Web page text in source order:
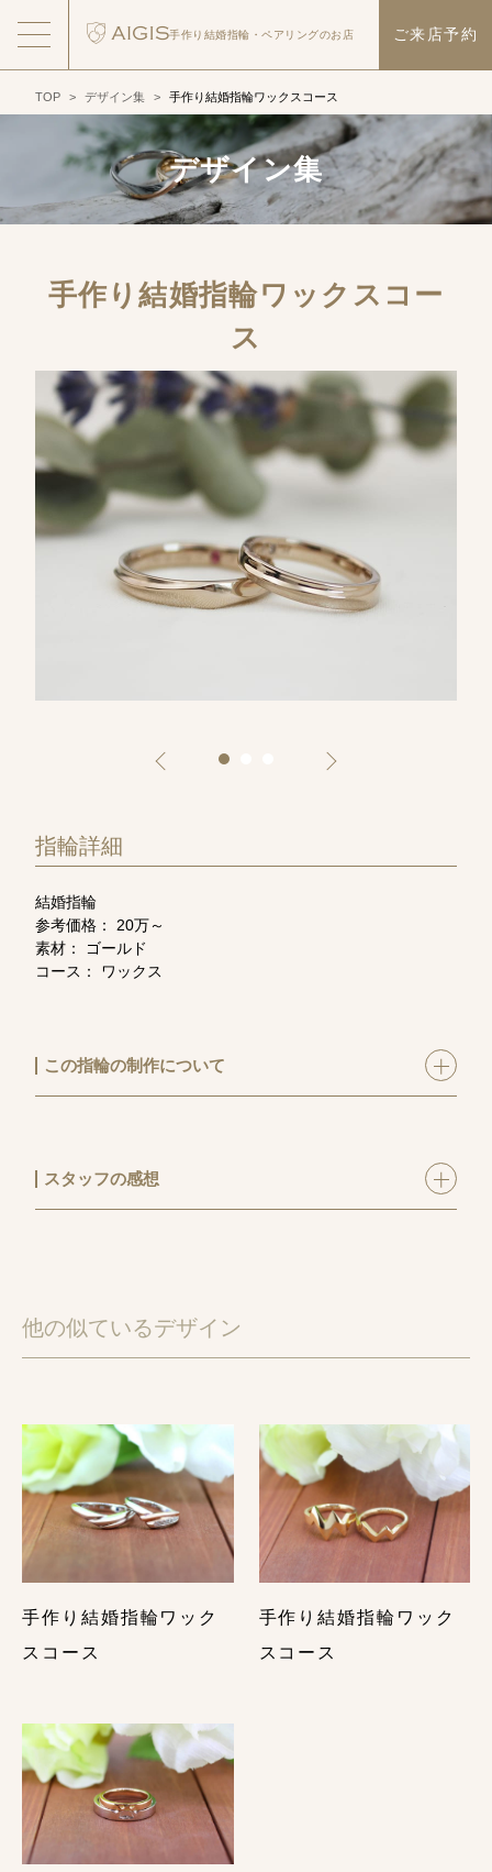
手作り結婚指輪・ ペアリングのお店 ご来店予約
TOP > デザイン集 > 手作り結婚指輪ワックスコース
デザイン集
手作り結婚指輪ワックスコー
ス
指輪詳細
結婚指輪
参考価格： 20万～
素材： ゴールド
コース： ワックス
この指輪の制作について
K18ホワイトゴールドをシャンパンカラーでお仕立てし
入っています。
片方のみダイヤバー仕上げにして煌めきをデザインに
した。
インサイドストーンはピンクトルマリンとムーンスト
―ンをお留めしました。
【お客より】
雰囲気が良いのでAIGISを選びました。
楽しく結婚指輪を手作りすることができてよかったで
デザインもよくて満足しています。
【指輪お役立ちコラム】
ペアリングデザイン10選｜カップルで手作りするおす
すめ指輪
ゴールドの結婚指輪で後悔しないために購入前に覚え
ておくべきこと・まとめ
スタッフの感想
長い作業時間にもかかわらず、最後まで笑顔でいらっ
【制作サポート】吉田＆鳥光
他の似ているデザイン
手作り結婚指輪ワック
スコース
手作り結婚指輪ワック
スコース